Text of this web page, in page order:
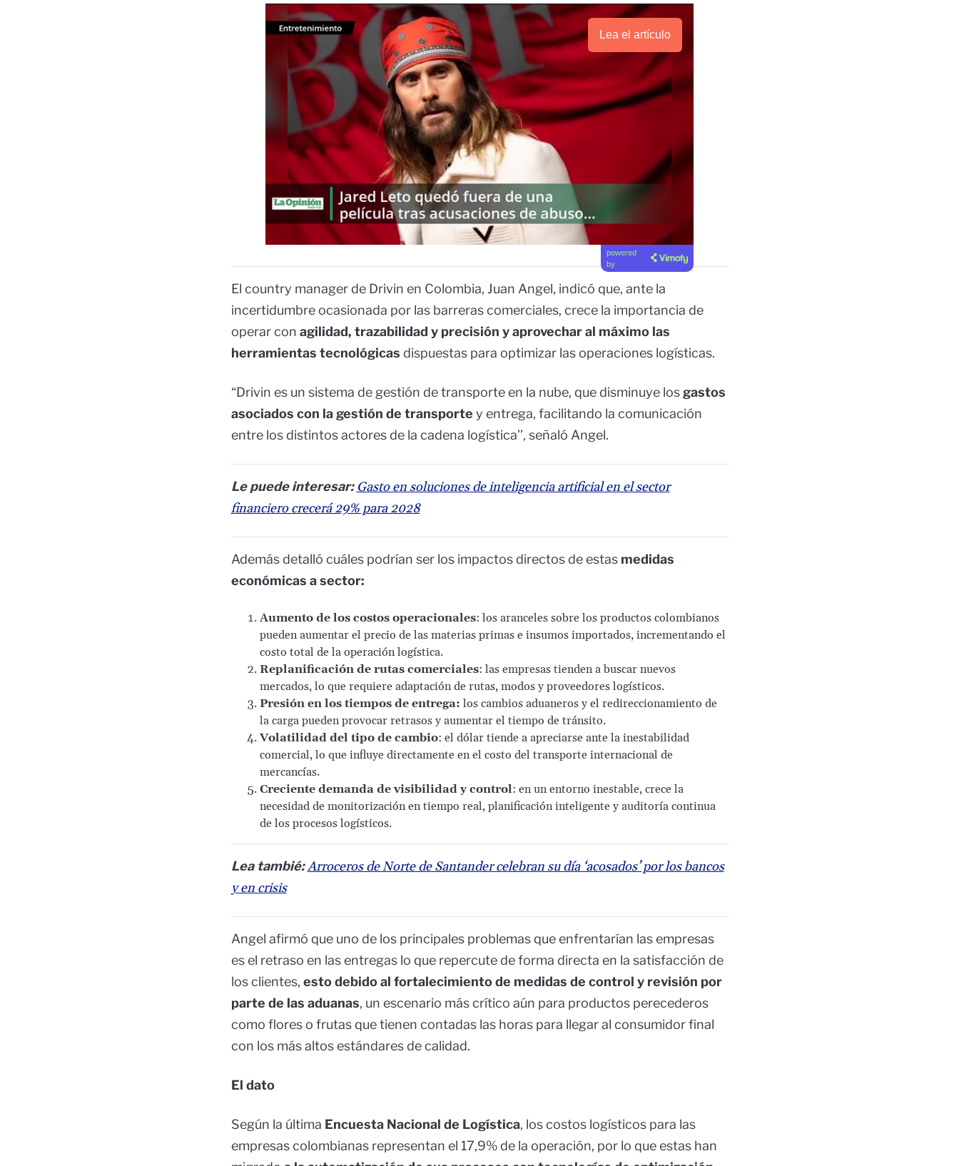
Lea el artículo
powered
by
El country manager de Drivin en Colombia, Juan Angel, indicó que, ante la
incertidumbre ocasionada por las barreras comerciales, crece la importancia de
operar con agilidad, trazabilidad y precisión y aprovechar al máximo las
herramientas tecnológicas dispuestas para optimizar las operaciones logísticas.
“Drivin es un sistema de gestión de transporte en la nube, que disminuye losgastos
asociados con la gestión de transporte y entrega, facilitando la comunicación
entre los distintos actores de la cadena logística’’, señaló Angel.
Le puede interesar: Gasto en soluciones de inteligencia artificial en el sector
financiero crecerá 29% para 2028
Además detalló cuáles podrían ser los impactos directos de estas medidas
económicas a sector:
Aumento de los costos operacionales: los aranceles sobre los productos colombianos
pueden aumentar el precio de las materias primas e insumos importados, incrementando el
costo total de la operación logística.
Replanificación de rutas comerciales: las empresas tienden a buscar nuevos
mercados, lo que requiere adaptación de rutas, modos y proveedores logísticos.
Presión en los tiempos de entrega: los cambios aduaneros y el redireccionamiento de
la carga pueden provocar retrasos y aumentar el tiempo de tránsito.
Volatilidad del tipo de cambio: el dólar tiende a apreciarse ante la inestabilidad
comercial, lo que influye directamente en el costo del transporte internacional de
mercancías.
Creciente demanda de visibilidad y control: en un entorno inestable, crece la
necesidad de monitorización en tiempo real, planificación inteligente y auditoría continua
de los procesos logísticos.
Lea tambié:Arroceros de Norte de Santander celebran su día ‘acosados’ por los bancos
y en crisis
Angel afirmó que uno de los principales problemas que enfrentarían las empresas
es el retraso en las entregas lo que repercute de forma directa en la satisfacción de
los clientes, esto debido al fortalecimiento de medidas de control y revisión por
parte de las aduanas, un escenario más crítico aún para productos perecederos
como flores o frutas que tienen contadas las horas para llegar al consumidor final
con los más altos estándares de calidad.
El dato
Según la última Encuesta Nacional de Logística, los costos logísticos para las
empresas colombianas representan el 17,9% de la operación, por lo que estas han